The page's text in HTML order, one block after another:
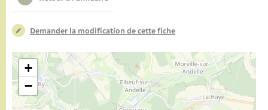
Demander la modification de cette fiche
+
−